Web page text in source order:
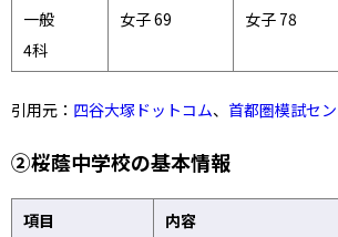
一般
4科
女子 69 女子 78
引用元： 四谷大塚ドットコム、 首都圏模試セ
②桜蔭中学校の基本情報
項目
内容